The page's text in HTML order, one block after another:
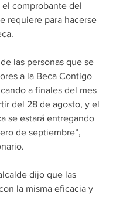
comprobante del
requiere para hacerse
las personas que se
a la Beca Contigo
a finales del mes
del 28 de agosto, y el
se estará entregando
de septiembre”,
dijo que las
la misma eficacia y